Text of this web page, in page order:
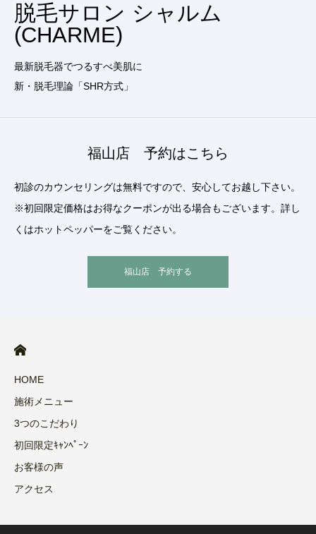
脱毛サロン シャルム
(CHARME)
最新脱毛器でつるすべ美肌に
新・脱毛理論「SHR方式」
福山店 予約はこちら
初診のカウンセリングは無料ですので、安心してお越し下さい。
※初回限定価格はお得なクーポンが出る場合もございます。詳し
くはホットペッパーをご覧ください。
福山店 予約する
HOME
施術メニュー
3つのこだわり
初回限定ｷｬﾝﾍﾟｰﾝ
お客様の声
アクセス